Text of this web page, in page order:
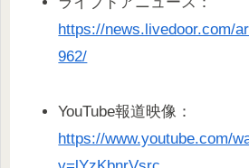
https://news.livedoor.com/
962/
YouTube報道映像：
https://www.youtube.com/